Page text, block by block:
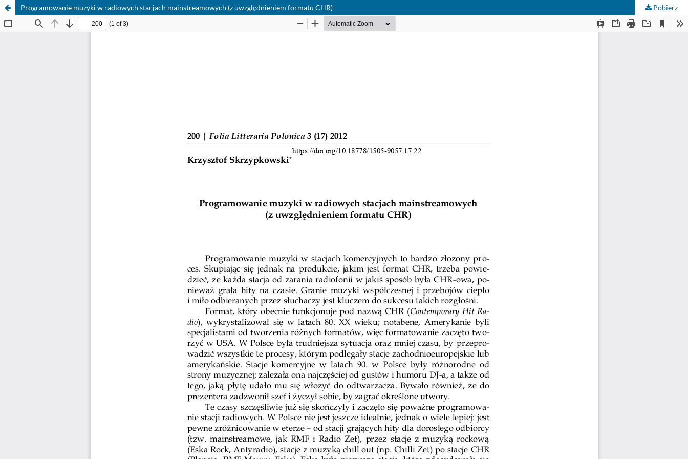
Programowanie muzyki w radiowych stacjach mainstreamowych (z uwzględnieniem formatu CHR) Pobierz